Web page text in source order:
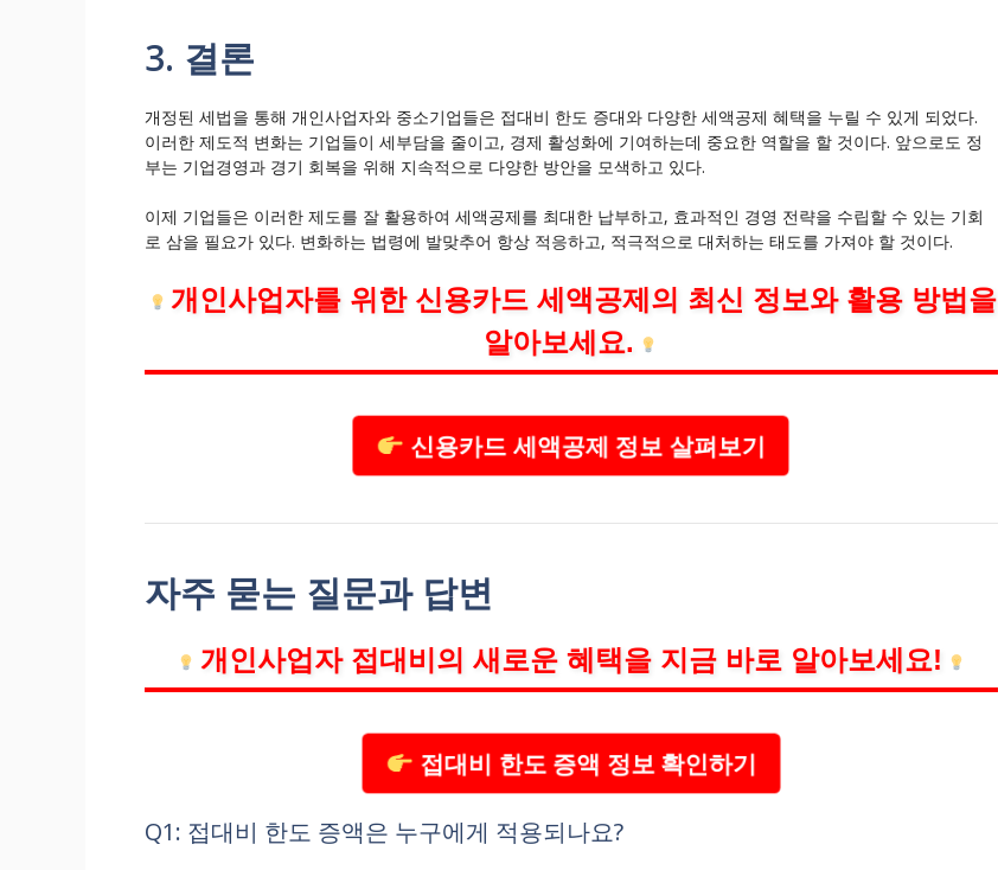
3. 결론
개정된 세법을 통해 개인사업자와 중소기업들은 접대비 한도 증대와 다양한 세액공제 혜택을 누릴 수 있게 되었다.
이러한 제도적 변화는 기업들이 세부담을 줄이고, 경제 활성화에 기여하는데 중요한 역할을 할 것이다. 앞으로도 정
부는 기업경영과 경기 회복을 위해 지속적으로 다양한 방안을 모색하고 있다.
이제 기업들은 이러한 제도를 잘 활용하여 세액공제를 최대한 납부하고, 효과적인 경영 전략을 수립할 수 있는 기회
로 삼을 필요가 있다. 변화하는 법령에 발맞추어 항상 적응하고, 적극적으로 대처하는 태도를 가져야 할 것이다.
개인사업자를 위한 신용카드 세액공제의 최신 정보와 활용 방법을
알아보세요.
신용카드 세액공제 정보 살펴보기
자주 묻는 질문과 답변
개인사업자 접대비의 새로운 혜택을 지금 바로 알아보세요!
접대비 한도 증액 정보 확인하기
Q1: 접대비 한도 증액은 누구에게 적용되나요?